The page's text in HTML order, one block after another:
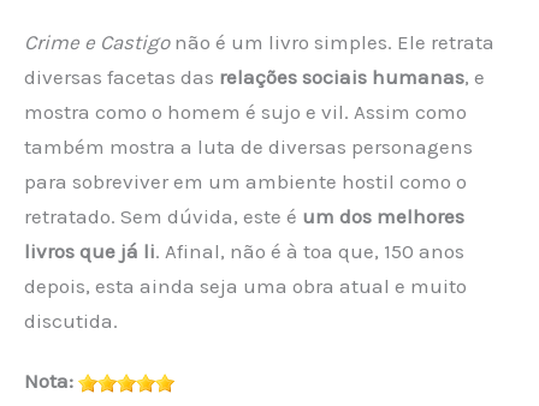
Crime e Castigonão é um livro simples. Ele retrata
diversas facetas das relações sociais humanas, e
mostra como o homem é sujo e vil. Assim como
também mostra a luta de diversas personagens
para sobreviver em um ambiente hostil como o
retratado. Sem dúvida, este é um dos melhores
livros que já li. Afinal, não é à toa que, 150 anos
depois, esta ainda seja uma obra atual e muito
discutida.
Nota: